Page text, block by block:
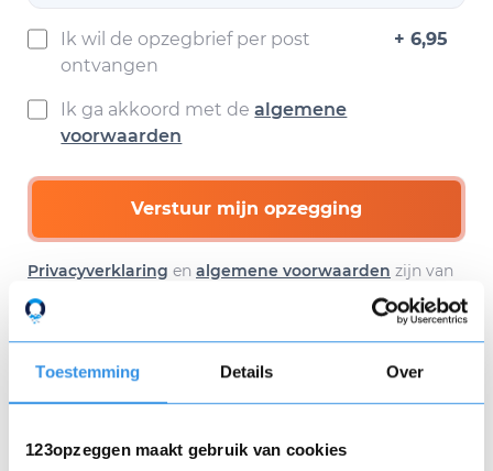
Toestemming Details Over
123opzeggen maakt gebruik van cookies
Ik wil de opzegbrief per post
ontvangen
+ 6,95
Ik ga akkoord met dealgemene
voorwaarden
Verstuur mijn opzegging
Privacyverklaring en algemene voorwaarden zijn van
Download hier gratis je